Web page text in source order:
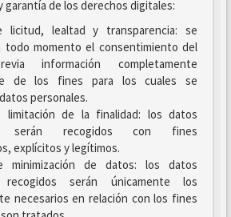
garantía de los derechos digitales:
licitud, lealtad y transparencia: se
todo momento el consentimiento del
información completamente
de los fines para los cuales se
personales.
limitación de la finalidad: los datos
serán recogidos con fines
explícitos y legítimos.
minimización de datos: los datos
recogidos serán únicamente los
necesarios en relación con los fines